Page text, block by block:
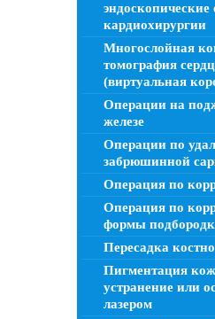
кардиохирургии
Многослойная
томография
(виртуальная
Операции на
железе
Операции по
забрюшинной
Операция по
Операция по
формы
Пересадка
Пигментация
устранение или
лазером